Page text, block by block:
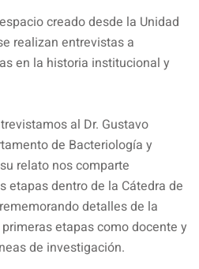
creado desde la Unidad
realizan entrevistas a
en la historia institucional y
al Dr. Gustavo
de Bacteriología y
relato nos comparte
etapas dentro de la Cátedra de
detalles de la
etapas como docente y
de investigación.